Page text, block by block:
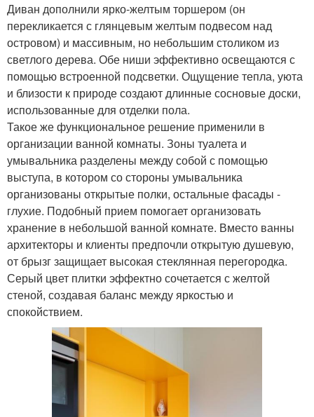
Диван дополнили ярко-желтым торшером (он
перекликается с глянцевым желтым подвесом над
островом) и массивным, но небольшим столиком из
светлого дерева. Обе ниши эффективно освещаются с
помощью встроенной подсветки. Ощущение тепла, уюта
и близости к природе создают длинные сосновые доски,
использованные для отделки пола.
Такое же функциональное решение применили в
организации ванной комнаты. Зоны туалета и
умывальника разделены между собой с помощью
выступа, в котором со стороны умывальника
организованы открытые полки, остальные фасады -
глухие. Подобный прием помогает организовать
хранение в небольшой ванной комнате. Вместо ванны
архитекторы и клиенты предпочли открытую душевую,
от брызг защищает высокая стеклянная перегородка.
Серый цвет плитки эффектно сочетается с желтой
стеной, создавая баланс между яркостью и
спокойствием.